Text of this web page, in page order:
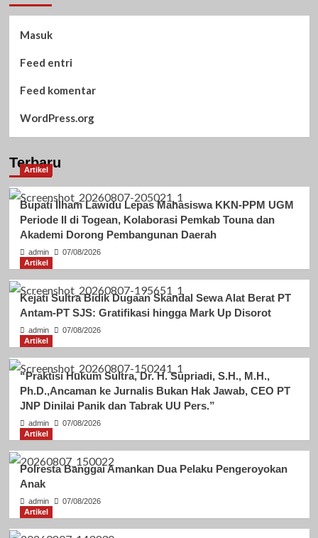
Masuk
Feed entri
Feed komentar
WordPress.org
Terbaru
Artikel
Bupati Ilham Lawidu Lepas Mahasiswa KKN-PPM UGM
Periode II di Togean, Kolaborasi Pemkab Touna dan
Akademi Dorong Pembangunan Daerah
admin
07/08/2026
Artikel
Kejati Sultra Bidik Dugaan Skandal Sewa Alat Berat PT
Antam-PT SJS: Gratifikasi hingga Mark Up Disorot
admin
07/08/2026
Artikel
“Praktisi Hukum Sultra, Dr. H. Supriadi, S.H., M.H.,
Ph.D.,Ancaman ke Jurnalis Bukan Hak Jawab, CEO PT
JNP Dinilai Panik dan Tabrak UU Pers.”
admin
07/08/2026
Artikel
Polresta Banggai Amankan Dua Pelaku Pengeroyokan
Anak
admin
07/08/2026
Artikel